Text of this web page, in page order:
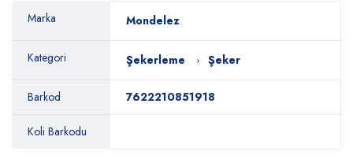
Marka Mondelez
Kategori Şekerleme Şeker
Barkod 7622210851918
Koli Barkodu